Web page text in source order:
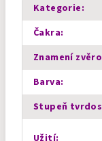
Kategorie:
Čakra:
Znamení
Barva:
Stupeň
Užití: